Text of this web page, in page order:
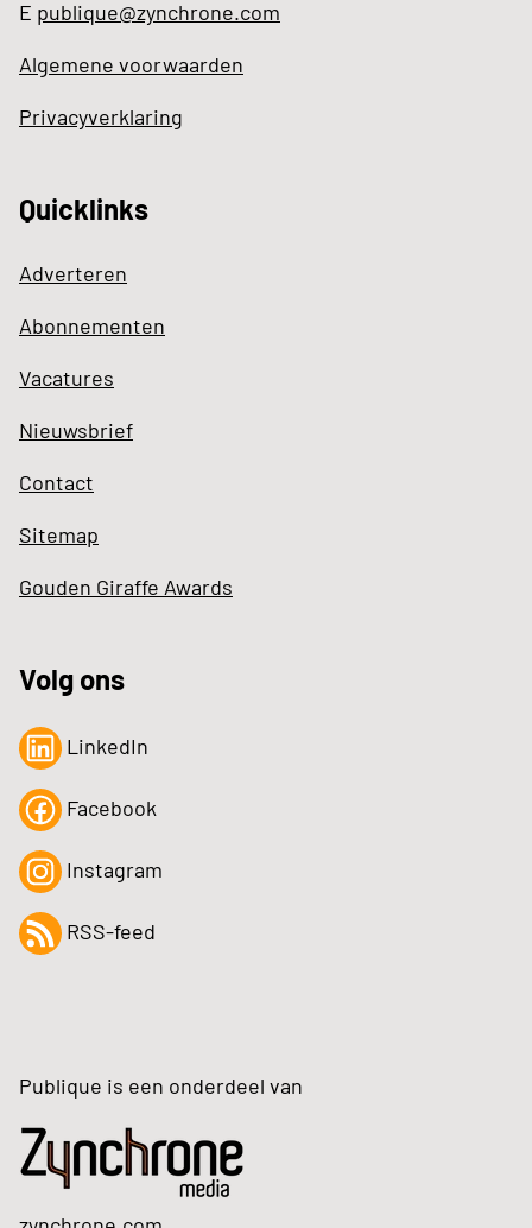
E publique@zynchrone.com
Algemene voorwaarden
Privacyverklaring
Quicklinks
Adverteren
Abonnementen
Vacatures
Nieuwsbrief
Contact
Sitemap
Gouden Giraffe Awards
Volg ons
LinkedIn
Facebook
Instagram
RSS-feed
Publique is een onderdeel van